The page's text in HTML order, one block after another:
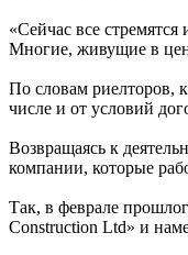
«Сейчас все
Многие, живущие в
По словам риелторов,
числе и от условий
Возвращаясь к
компании, которые
Так, в феврале
Construction Ltd» и